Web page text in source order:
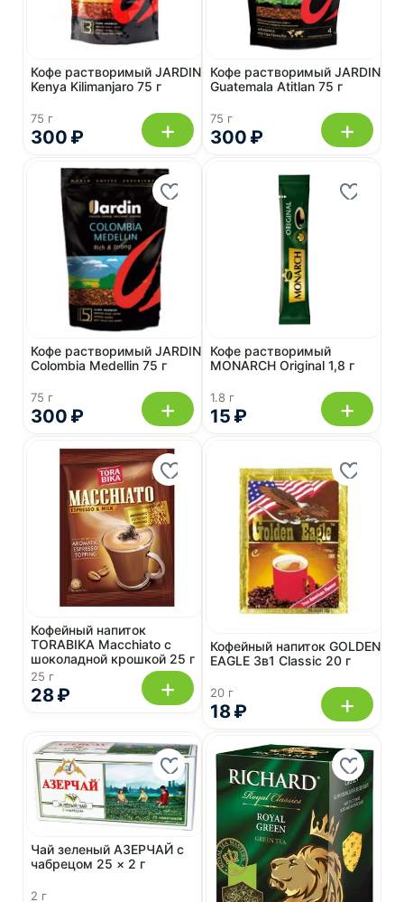
300 ₽
Кофе растворимый JARDIN
Kenya Kilimanjaro 75 г
75 г + 300 ₽
Кофе растворимый JARDIN
Guatemala Atitlan 75 г
75 г +
300 ₽
Кофе растворимый JARDIN
Colombia Medellin 75 г
75 г + 15 ₽
Кофе растворимый
MONARCH Original 1,8 г
1.8 г +
28 ₽
Кофейный напиток
TORABIKA Macchiato с
шоколадной крошкой 25 г
25 г +
18 ₽
Кофейный напиток GOLDEN
EAGLE 3в1 Classic 20 г
20 г +
Чай зеленый АЗЕРЧАЙ с
чабрецом 25 × 2 г
2 г